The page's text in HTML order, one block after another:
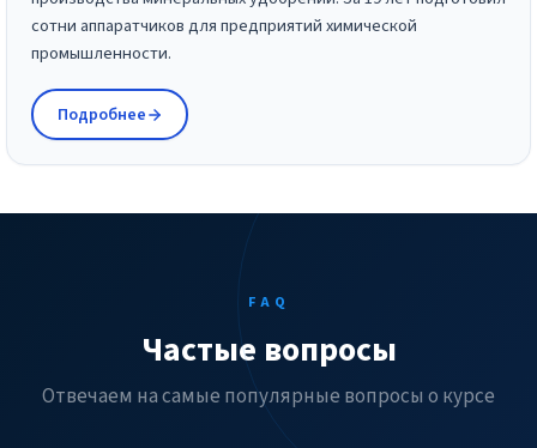
сотни аппаратчиков для предприятий химической
промышленности.
Подробнее
FAQ
Частые вопросы
Отвечаем на самые популярные вопросы о курсе